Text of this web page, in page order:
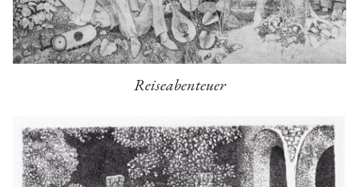
Reiseabenteuer